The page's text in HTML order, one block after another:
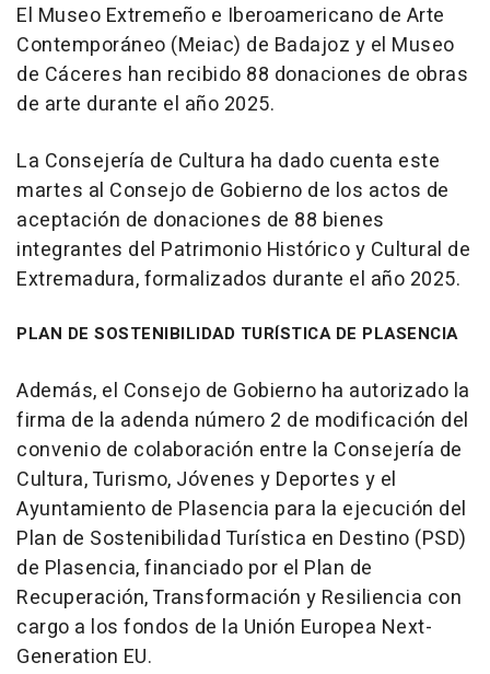
El Museo Extremeño e Iberoamericano de Arte
Contemporáneo (Meiac) de Badajoz y el Museo
de Cáceres han recibido 88 donaciones de obras
de arte durante el año 2025.
La Consejería de Cultura ha dado cuenta este
martes al Consejo de Gobierno de los actos de
aceptación de donaciones de 88 bienes
integrantes del Patrimonio Histórico y Cultural de
Extremadura, formalizados durante el año 2025.
PLAN DE SOSTENIBILIDAD TURÍSTICA DE PLASENCIA
Además, el Consejo de Gobierno ha autorizado la
firma de la adenda número 2 de modificación del
convenio de colaboración entre la Consejería de
Cultura, Turismo, Jóvenes y Deportes y el
Ayuntamiento de Plasencia para la ejecución del
Plan de Sostenibilidad Turística en Destino (PSD)
de Plasencia, financiado por el Plan de
Recuperación, Transformación y Resiliencia con
cargo a los fondos de la Unión Europea Next-
Generation EU.